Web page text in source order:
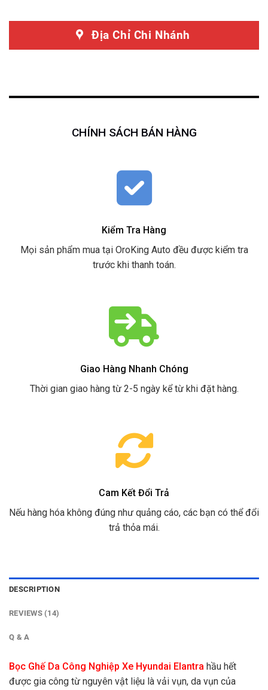
Địa Chỉ Chi Nhánh
CHÍNH SÁCH BÁN HÀNG
Kiểm Tra Hàng
Mọi sản phẩm mua tại OroKing Auto đều được kiểm tra
trước khi thanh toán.
Giao Hàng Nhanh Chóng
Thời gian giao hàng từ 2-5 ngày kể từ khi đặt hàng.
Cam Kết Đổi Trả
Nếu hàng hóa không đúng như quảng cáo, các bạn có thể đổi
trả thỏa mái.
DESCRIPTION
REVIEWS (14)
Q & A
Bọc Ghế Da Công Nghiệp Xe Hyundai Elantra hầu hết
được gia công từ nguyên vật liệu là vải vụn, da vụn của